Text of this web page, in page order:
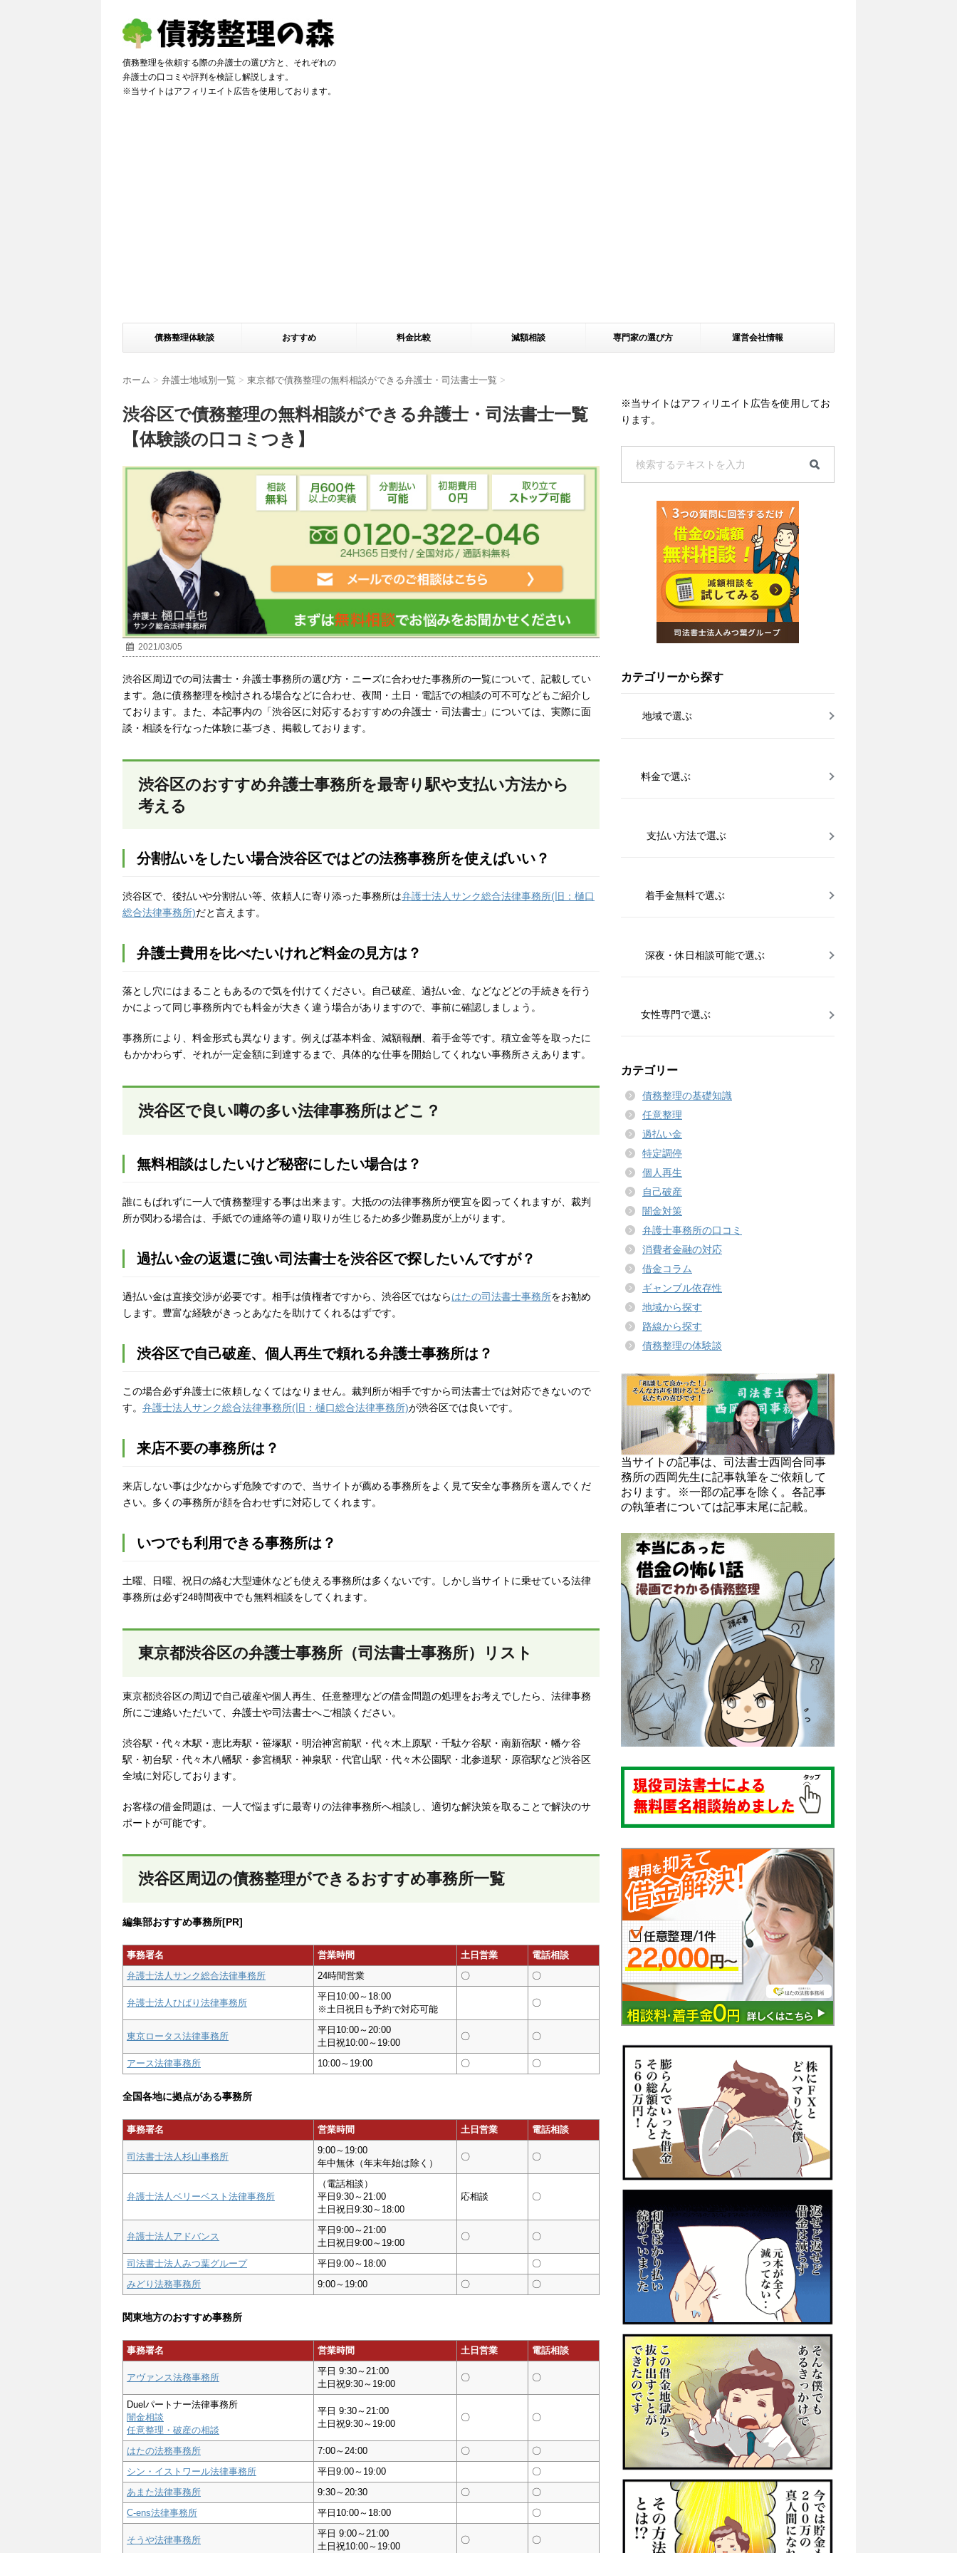
債務整理を依頼する際の弁護士の選び方と、それぞれの
弁護士の口コミや評判を検証し解説します。
※当サイトはアフィリエイト広告を使用しております。
債務整理体験談 おすすめ 料金比較 減額相談 専門家の選び方 運営会社情報
ホーム > 弁護士地域別一覧 > 東京都で債務整理の無料相談ができる弁護士・司法書士一覧 >
渋谷区で債務整理の無料相談ができる弁護士・司法書士一覧
【体験談の口コミつき】
2021/03/05
渋谷区周辺での司法書士・弁護士事務所の選び方・ニーズに合わせた事務所の一覧について、記載してい
ます。急に債務整理を検討される場合などに合わせ、夜間・土日・電話での相談の可不可などもご紹介し
ております。また、本記事内の「渋谷区に対応するおすすめの弁護士・司法書士」については、実際に面
談・相談を行なった体験に基づき、掲載しております。
渋谷区のおすすめ弁護士事務所を最寄り駅や支払い方法から
考える
分割払いをしたい場合渋谷区ではどの法務事務所を使えばいい？
渋谷区で、後払いや分割払い等、依頼人に寄り添った事務所は弁護士法人サンク総合法律事務所(旧：樋口
総合法律事務所)だと言えます。
弁護士費用を比べたいけれど料金の見方は？
落とし穴にはまることもあるので気を付けてください。自己破産、過払い金、などなどどの手続きを行う
かによって同じ事務所内でも料金が大きく違う場合がありますので、事前に確認しましょう。
事務所により、料金形式も異なります。例えば基本料金、減額報酬、着手金等です。積立金等を取ったに
もかかわらず、それが一定金額に到達するまで、具体的な仕事を開始してくれない事務所さえあります。
渋谷区で良い噂の多い法律事務所はどこ？
無料相談はしたいけど秘密にしたい場合は？
誰にもばれずに一人で債務整理する事は出来ます。大抵のの法律事務所が便宜を図ってくれますが、裁判
所が関わる場合は、手紙での連絡等の遣り取りが生じるため多少難易度が上がります。
過払い金の返還に強い司法書士を渋谷区で探したいんですが？
過払い金は直接交渉が必要です。相手は債権者ですから、渋谷区ではならはたの司法書士事務所をお勧め
します。豊富な経験がきっとあなたを助けてくれるはずです。
渋谷区で自己破産、個人再生で頼れる弁護士事務所は？
この場合必ず弁護士に依頼しなくてはなりません。裁判所が相手ですから司法書士では対応できないので
す。 弁護士法人サンク総合法律事務所(旧：樋口総合法律事務所)が渋谷区では良いです。
来店不要の事務所は？
来店しない事は少なからず危険ですので、当サイトが薦める事務所をよく見て安全な事務所を選んでくだ
さい。多くの事務所が顔を合わせずに対応してくれます。
いつでも利用できる事務所は？
土曜、日曜、祝日の絡む大型連休なども使える事務所は多くないです。しかし当サイトに乗せている法律
事務所は必ず24時間夜中でも無料相談をしてくれます。
東京都渋谷区の弁護士事務所（司法書士事務所）リスト
東京都渋谷区の周辺で自己破産や個人再生、任意整理などの借金問題の処理をお考えでしたら、法律事務
所にご連絡いただいて、弁護士や司法書士へご相談ください。
渋谷駅・代々木駅・恵比寿駅・笹塚駅・明治神宮前駅・代々木上原駅・千駄ケ谷駅・南新宿駅・幡ケ谷
駅・初台駅・代々木八幡駅・参宮橋駅・神泉駅・代官山駅・代々木公園駅・北参道駅・原宿駅など渋谷区
全域に対応しております。
お客様の借金問題は、一人で悩まずに最寄りの法律事務所へ相談し、適切な解決策を取ることで解決のサ
ポートが可能です。
渋谷区周辺の債務整理ができるおすすめ事務所一覧
編集部おすすめ事務所[PR]
事務署名 営業時間 土日営業
電話相談
弁護士法人サンク総合法律事務所
24時間営業 〇 〇
弁護士法人ひばり法律事務所
平日10:00～18:00
※土日祝日も予約で対応可能
〇
東京ロータス法律事務所
平日10:00～20:00
土日祝10:00～19:00
〇 〇
アース法律事務所 10:00～19:00 〇 〇
全国各地に拠点がある事務所
事務署名 営業時間 土日営業 電話相談
司法書士法人杉山事務所
9:00～19:00
年中無休（年末年始は除く）
〇 〇
弁護士法人ベリーベスト法律事務所
（電話相談）
平日9:30～21:00
土日祝日9:30～18:00
応相談 〇
弁護士法人アドバンス
平日9:00～21:00
土日祝日9:00～19:00
〇 〇
司法書士法人みつ葉グループ 平日9:00～18:00
〇
みどり法務事務所
9:00～19:00 〇 〇
関東地方のおすすめ事務所
事務署名 営業時間 土日営業 電話相談
アヴァンス法務事務所
平日 9:30～21:00
土日祝9:30～19:00
〇 〇
Duelパートナー法律事務所
闇金相談
任意整理・破産の相談
平日 9:30～21:00
土日祝9:30～19:00
〇 〇
はたの法務事務所 7:00～24:00 〇
〇
シン・イストワール法律事務所
平日9:00～19:00
〇
あまた法律事務所
9:30～20:30 〇
〇
C-ens法律事務所
平日10:00～18:00 〇
そうや法律事務所
平日 9:00～21:00
土日祝10:00～19:00
〇 〇
※当サイトはアフィリエイト広告を使用してお
ります。
カテゴリーから探す
地域で選ぶ
料金で選ぶ
支払い方法で選ぶ
着手金無料で選ぶ
深夜・休日相談可能で選ぶ
女性専門で選ぶ
カテゴリー
債務整理の基礎知識
任意整理
過払い金
特定調停
個人再生
自己破産
闇金対策
弁護士事務所の口コミ
消費者金融の対応
借金コラム
ギャンブル依存性
地域から探す
路線から探す
債務整理の体験談
当サイトの記事は、司法書士西岡合同事
務所の西岡先生に記事執筆をご依頼して
おります。※一部の記事を除く。各記事
の執筆者については記事末尾に記載。